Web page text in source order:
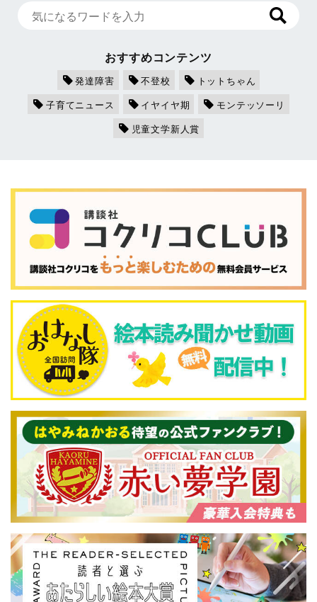
おすすめコンテンツ
発達障害 不登校
トットちゃん
子育てニュース
イヤイヤ期
モンテッソーリ
児童文学新人賞